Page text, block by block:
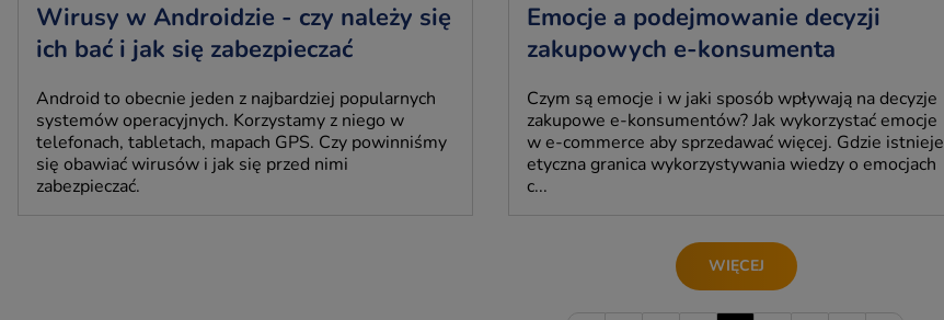
Wirusy w Androidzie - czy należy się
ich bać i jak się zabezpieczać
Android to obecnie jeden z najbardziej popularnych
systemów operacyjnych. Korzystamy z niego w
telefonach, tabletach, mapach GPS. Czy powinniśmy
się obawiać wirusów i jak się przed nimi
zabezpieczać.
Emocje a podejmowanie decyzji
zakupowych e-konsumenta
Czym są emocje i w jaki sposób wpływają na decyzje
zakupowe e-konsumentów? Jak wykorzystać emocje
w e-commerce aby sprzedawać więcej. Gdzie istnieje
etyczna granica wykorzystywania wiedzy o emocjach
c...
WIĘCEJ